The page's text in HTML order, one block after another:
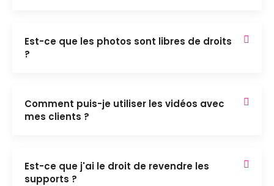
Est-ce que les photos sont libres de droits
?
Comment puis-je utiliser les vidéos avec
mes clients ?
Est-ce que j'ai le droit de revendre les
supports ?